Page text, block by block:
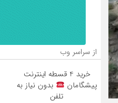
از سراسر وب
خرید 4 قسطه اینترنت
پیشگامان
بدون نیاز به
تلفن